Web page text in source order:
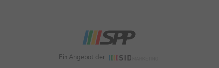
Ein Angebot der